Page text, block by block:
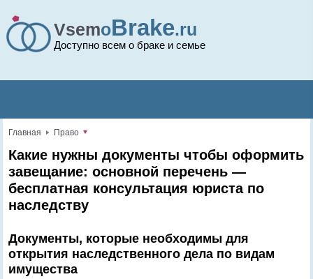
VsemoBrake.ru
Доступно всем о браке и семье
Главная Право
Какие нужны документы чтобы оформить
завещание: основной перечень —
бесплатная консультация юриста по
наследству
Документы, которые необходимы для
открытия наследственного дела по видам
имущества